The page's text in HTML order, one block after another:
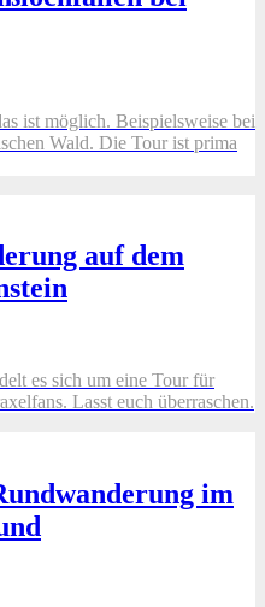
ist möglich. Beispielsweise bei
Wald. Die Tour ist prima
auf dem
es sich um eine Tour für
Lasst euch überraschen.
im